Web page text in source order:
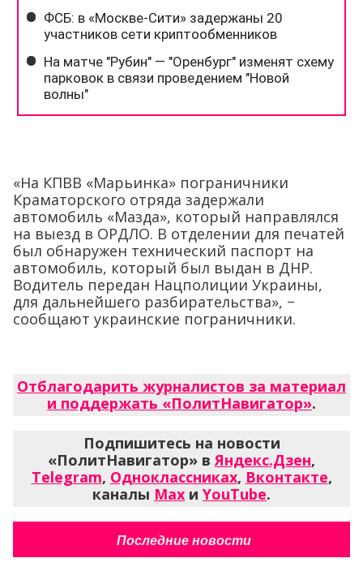
«На КПВВ «Марьинка» пограничники
Краматорского отряда задержали
автомобиль «Мазда», который направлялся
на выезд в ОРДЛО. В отделении для печатей
был обнаружен технический паспорт на
автомобиль, который был выдан в ДНР.
Водитель передан Нацполиции Украины,
для дальнейшего разбирательства», −
сообщают украинские пограничники.
Отблагодарить журналистов за материал
и поддержать «ПолитНавигатор».
Подпишитесь на новости
«ПолитНавигатор» вЯндекс.Дзен,
Telegram, Одноклассниках, Вконтакте,
каналы Max и YouTube.
Последние новости